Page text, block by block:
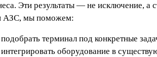
Эти результаты — не исключение,
АЗС, мы поможем:
подобрать терминал под конкретные
интегрировать оборудование в